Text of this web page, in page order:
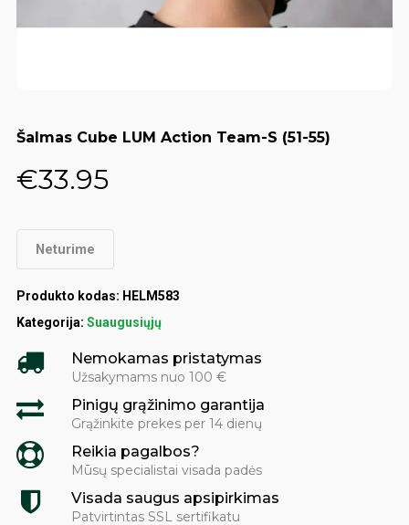
Šalmas Cube LUM Action Team-S (51-55)
€33.95
Neturime
Produkto kodas: HELM583
Kategorija: Suaugusiųjų
Nemokamas pristatymas
Užsakymams nuo 100 €
Pinigų grąžinimo garantija
Grąžinkite prekes per 14 dienų
Reikia pagalbos?
Mūsų specialistai visada padės
Visada saugus apsipirkimas
Patvirtintas SSL sertifikatu